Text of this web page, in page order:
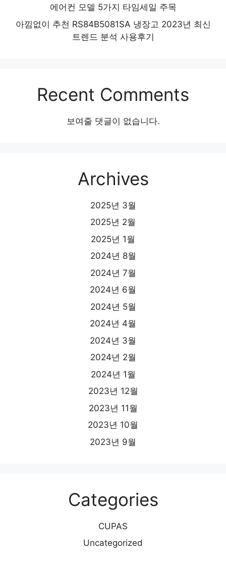
에어컨 모델 5가지 타임세일 주목
아낌없이 추천 RS84B5081SA 냉장고 2023년 최신
트렌드 분석 사용후기
Recent Comments
보여줄 댓글이 없습니다.
Archives
2025년 3월
2025년 2월
2025년 1월
2024년 8월
2024년 7월
2024년 6월
2024년 5월
2024년 4월
2024년 3월
2024년 2월
2024년 1월
2023년 12월
2023년 11월
2023년 10월
2023년 9월
Categories
CUPAS
Uncategorized